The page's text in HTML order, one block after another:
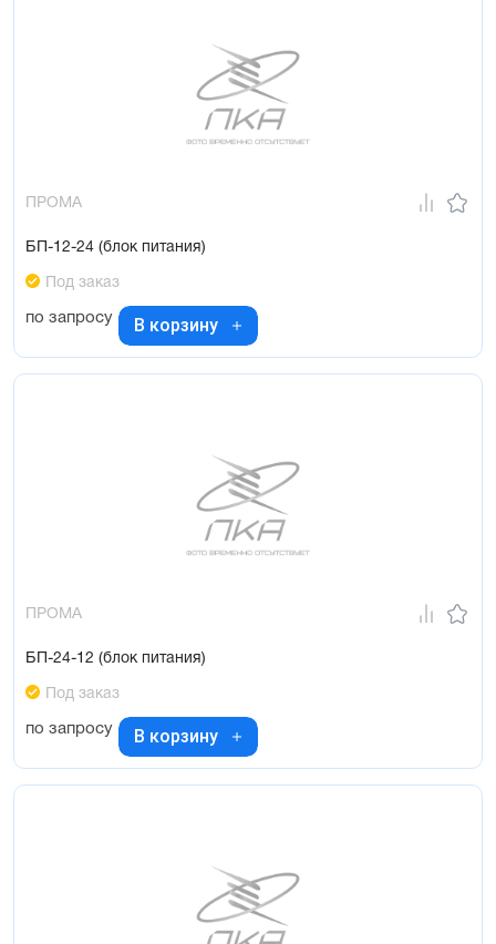
ПРОМА
БП-12-24 (блок питания)
Под заказ
по запросу В корзину
ПРОМА
БП-24-12 (блок питания)
Под заказ
по запросу В корзину